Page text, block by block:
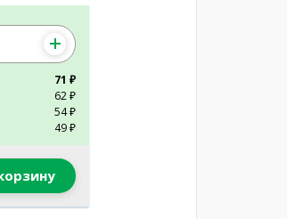
71 ₽
62 ₽
54 ₽
49 ₽